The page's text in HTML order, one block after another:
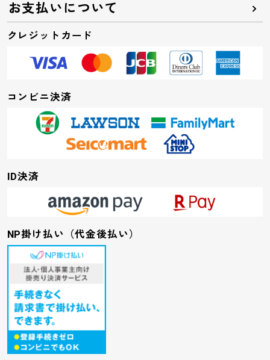
お支払いについて
クレジットカード
コンビニ決済
ID決済
NP掛け払い（代金後払い）